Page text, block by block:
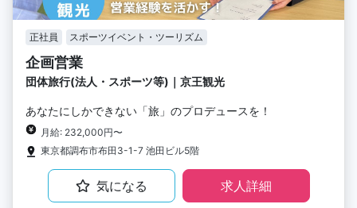
正社員 スポーツイベント・ツーリズム
企画営業
団体旅行(法人・スポーツ等)｜京王観光
あなたにしかできない「旅」のプロデュースを！
月給: 232,000円〜
東京都調布市布田3-1-7 池田ビル5階
気になる 求人詳細